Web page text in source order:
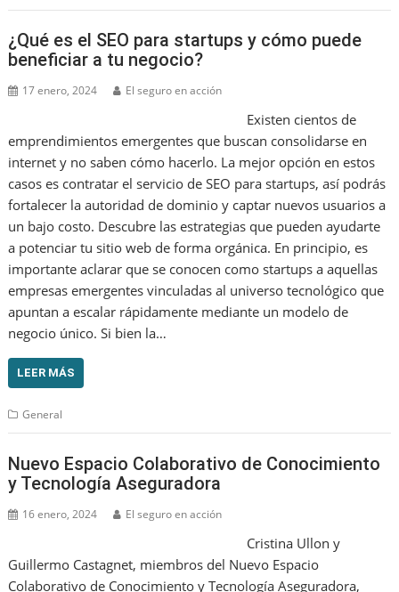
¿Qué es el SEO para startups y cómo puede
beneficiar a tu negocio?
17 enero, 2024 El seguro en acción
Existen cientos de
emprendimientos emergentes que buscan consolidarse en
internet y no saben cómo hacerlo. La mejor opción en estos
casos es contratar el servicio de SEO para startups, así podrás
fortalecer la autoridad de dominio y captar nuevos usuarios a
un bajo costo. Descubre las estrategias que pueden ayudarte
a potenciar tu sitio web de forma orgánica. En principio, es
importante aclarar que se conocen como startups a aquellas
empresas emergentes vinculadas al universo tecnológico que
apuntan a escalar rápidamente mediante un modelo de
negocio único. Si bien la…
LEER MÁS
General
Nuevo Espacio Colaborativo de Conocimiento
y Tecnología Aseguradora
16 enero, 2024 El seguro en acción
Cristina Ullon y
Guillermo Castagnet, miembros del Nuevo Espacio
Colaborativo de Conocimiento y Tecnología Aseguradora,